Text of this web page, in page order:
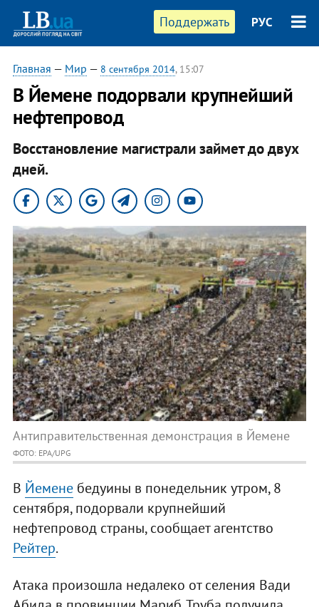
Поддержать РУС
Главная — Мир — 8 сентября 2014, 15:07
В Йемене подорвали крупнейший
нефтепровод
Восстановление магистрали займет до двух
дней.
Антиправительственная демонстрация в Йемене
ФОТО: EPA/UPG
В Йеменебедуины в понедельник утром, 8
сентября, подорвали крупнейший
нефтепровод страны, сообщает агентство
Рейтер.
Атака произошла недалеко от селения Вади